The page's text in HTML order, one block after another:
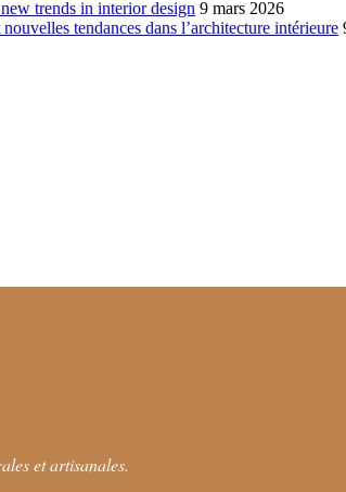
trends in interior design 9 mars 2026
tendances dans l’architecture intérieure
et artisanales.